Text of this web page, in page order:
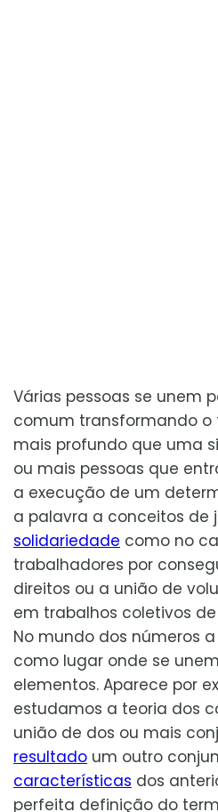
Várias pessoas se unem
comum transformando
mais profundo que uma
ou mais pessoas que
a execução de um
a palavra a conceitos de
solidariedade como no
trabalhadores por
direitos ou a união de
em trabalhos coletivos
No mundo dos números
como lugar onde se
elementos. Aparece por
estudamos a teoria dos
união de dos ou mais
resultado um outro
características dos
perfeita definição do